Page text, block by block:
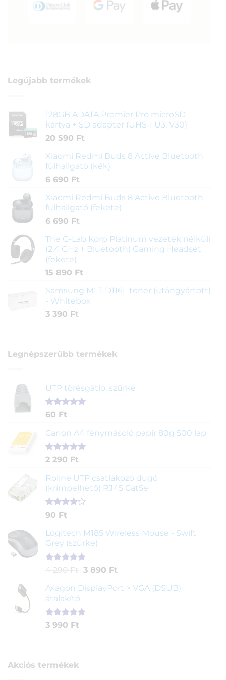
Legújabb termékek
128GB ADATA Premier Pro microSD
kártya + SD adapter (UHS-I U3, V30)
20 590 Ft
Xiaomi Redmi Buds 8 Active Bluetooth
fülhallgató (kék)
6 690 Ft
Xiaomi Redmi Buds 8 Active Bluetooth
fülhallgató (fekete)
6 690 Ft
The G-Lab Korp Platinum vezeték nélküli
(2,4 GHz + Bluetooth) Gaming Headset
(fekete)
15 890 Ft
Samsung MLT-D116L toner (utángyártott)
- Whitebox
3 390 Ft
Legnépszerűbb termékek
UTP törésgátló, szürke
Értékelés
ből,
1
értékelés
alapján
60 Ft
Canon A4 fénymásoló papír 80g 500 lap
Értékelés
ből,
2
értékelés
alapján
2 290 Ft
Roline UTP csatlakozó dugó
(krimpelhető) RJ45 Cat5e
Értékelés
5-ből,
2
értékelés
alapján
90 Ft
Logitech M185 Wireless Mouse - Swift
Grey (szürke)
Értékelés
ből,
1
értékelés
alapján
4 290 Ft Original
was:
290 Ft.
3 890 FtCurrent
is:
Axagon DisplayPort > VGA (DSUB)
átalakító
Értékelés
1
3 990 Ft
Akciós termékek